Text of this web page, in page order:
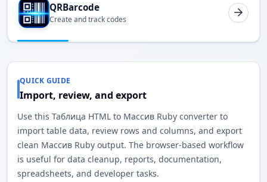
QRBarcode
Create and track codes
QUICK GUIDE
Import, review, and export
Use this Таблица HTML to Массив Ruby converter to
import table data, review rows and columns, and export
clean Массив Ruby output. The browser-based workflow
is useful for data cleanup, reports, documentation,
spreadsheets, and developer tasks.